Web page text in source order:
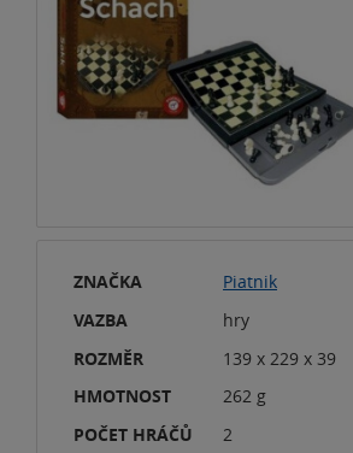
ZNAČKA
Piatnik
VAZBA
hry
ROZMĚR
139 x 229 x 39
HMOTNOST
262 g
POČET HRÁČŮ
2